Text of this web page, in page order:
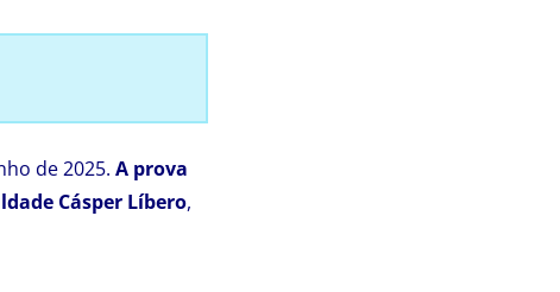
de 2025. A prova
Cásper Líbero,